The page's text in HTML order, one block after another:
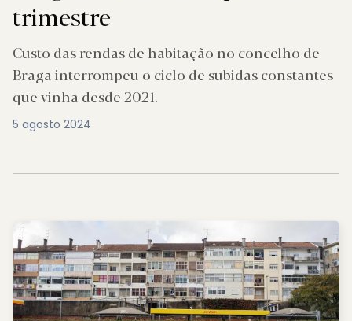
trimestre
Custo das rendas de habitação no concelho de
Braga interrompeu o ciclo de subidas constantes
que vinha desde 2021.
5 agosto 2024